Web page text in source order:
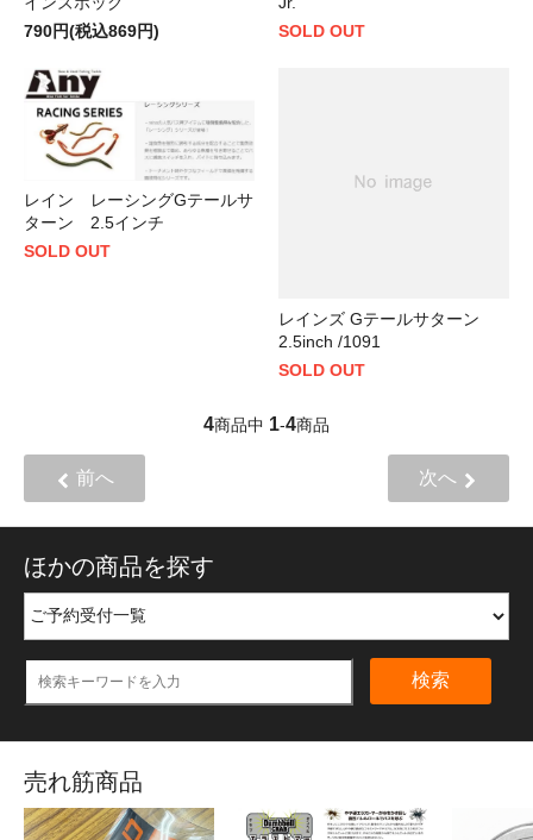
790円(税込869円)
SOLD OUT
レイン レーシングGテールサ
ターン 2.5インチ
SOLD OUT
レインズ Gテールサターン
2.5inch /1091
SOLD OUT
4商品中 1-4商品
前へ 次へ
ほかの商品を探す
検索
売れ筋商品